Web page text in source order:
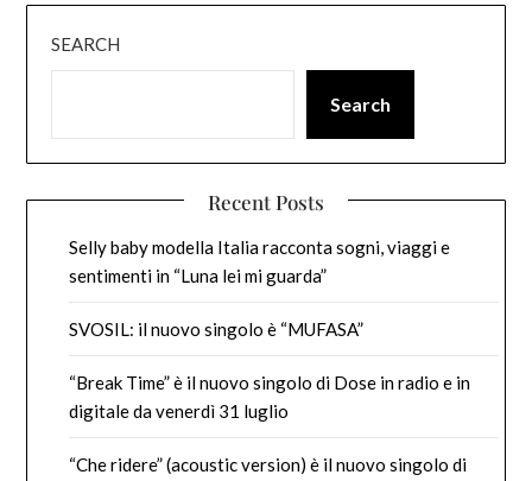
SEARCH
Search
Recent Posts
Selly baby modella Italia racconta sogni, viaggi e
sentimenti in “Luna lei mi guarda”
SVOSIL: il nuovo singolo è “MUFASA”
“Break Time” è il nuovo singolo di Dose in radio e in
digitale da venerdì 31 luglio
“Che ridere” (acoustic version) è il nuovo singolo di